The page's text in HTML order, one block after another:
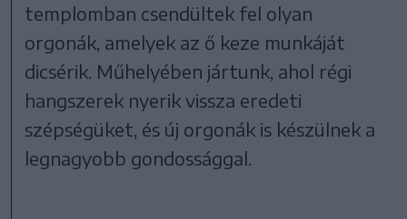
templomban csendültek fel olyan
orgonák, amelyek az ő keze munkáját
dicsérik. Műhelyében jártunk, ahol régi
hangszerek nyerik vissza eredeti
szépségüket, és új orgonák is készülnek a
legnagyobb gondossággal.